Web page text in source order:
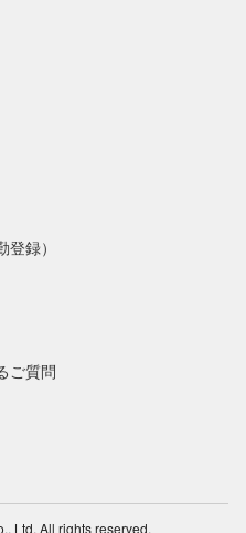
ご質問
録）
Ltd. All rights reserved.